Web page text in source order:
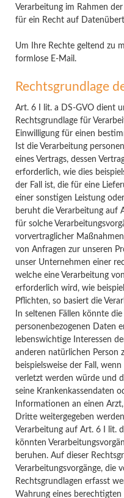
Verarbeitung im Rahmen
für ein Recht auf
Um Ihre Rechte geltend zu
formlose E-Mail.
Rechtsgrundlage
Art. 6 I lit. a DS-GVO dient
Rechtsgrundlage für
Einwilligung für einen
Ist die Verarbeitung
eines Vertrags, dessen
erforderlich, wie dies
der Fall ist, die für eine
einer sonstigen Leistung
beruht die Verarbeitung auf
für solche
vorvertraglicher
von Anfragen zur unseren
unser Unternehmen einer
welche eine Verarbeitung
erforderlich wird, wie
Pflichten, so basiert die
In seltenen Fällen könnte
personenbezogenen Daten
lebenswichtige Interessen
anderen natürlichen Person
beispielsweise der Fall,
verletzt werden würde und
seine Krankenkassendaten
Informationen an einen
Dritte weitergegeben
Verarbeitung auf Art. 6 I lit.
könnten
beruhen. Auf dieser
Verarbeitungsvorgänge, die
Rechtsgrundlagen erfasst
Wahrung eines